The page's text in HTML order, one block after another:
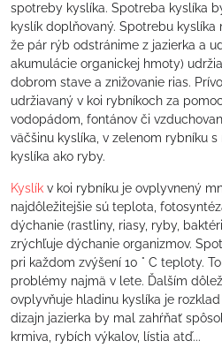
spotreby kyslíka. Spotreba kyslíka
kyslík doplňovaný. Spotrebu
že pár rýb odstránime z jazierka a
akumulácie organickej hmoty)
dobrom stave a znižovanie rias.
udržiavaný v koi rybníkoch za
vodopádom, fontánov či
väčšinu kyslíka, v zelenom rybníku
kyslíka ako ryby.
Kyslík v koi rybníku je ovplyvnený
najdôležitejšie sú teplota,
dýchanie (rastliny, riasy, ryby,
zrýchľuje dýchanie organizmov.
pri každom zvýšení 10 ° C teploty.
problémy najmä v lete. Ďalším
ovplyvňuje hladinu kyslíka je
dizajn jazierka by mal zahŕňať
krmiva, rybích výkalov, lístia atď...